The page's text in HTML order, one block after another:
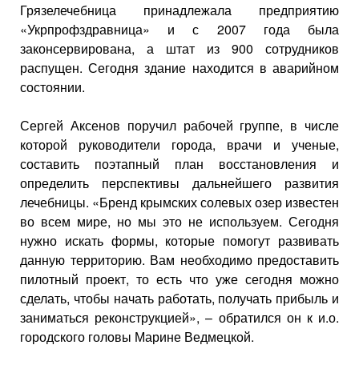
Грязелечебница принадлежала предприятию
«Укрпрофздравница» и с 2007 года была
законсервирована, а штат из 900 сотрудников
распущен. Сегодня здание находится в аварийном
состоянии.
Сергей Аксенов поручил рабочей группе, в числе
которой руководители города, врачи и ученые,
составить поэтапный план восстановления и
определить перспективы дальнейшего развития
лечебницы. «Бренд крымских солевых озер известен
во всем мире, но мы это не используем. Сегодня
нужно искать формы, которые помогут развивать
данную территорию. Вам необходимо предоставить
пилотный проект, то есть что уже сегодня можно
сделать, чтобы начать работать, получать прибыль и
заниматься реконструкцией», – обратился он к и.о.
городского головы Марине Ведмецкой.